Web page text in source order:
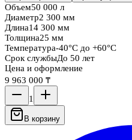
Объем50 000 л
Диаметр2 300 мм
Длина14 300 мм
Толщина25 мм
Температура-40°C до +60°C
Срок службыДо 50 лет
Цена и оформление
9 963 000 ₸
1
В корзину